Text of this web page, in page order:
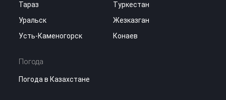
Тараз
Туркестан
Уральск
Жезказган
Усть-Каменогорск
Конаев
Погода
Погода в Казахстане